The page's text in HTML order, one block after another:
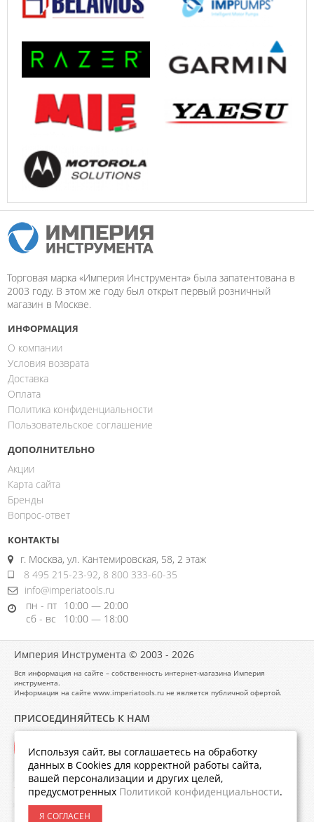
Торговая марка «Империя Инструмента» была запатентована в
2003 году. В этом же году был открыт первый розничный
магазин в Москве.
ИНФОРМАЦИЯ
О компании
Условия возврата
Доставка
Оплата
Политика конфиденциальности
Пользовательское соглашение
ДОПОЛНИТЕЛЬНО
Акции
Карта сайта
Бренды
Вопрос-ответ
КОНТАКТЫ
г. Москва, ул. Кантемировская, 58, 2 этаж
8 495 215-23-92, 8 800 333-60-35
info@imperiatools.ru
пн - пт 10:00 — 20:00
сб - вс
10:00 — 18:00
Империя Инструмента © 2003 - 2026
Вся информация на сайте – собственность интернет-магазина Империя
инструмента.
Информация на сайте www.imperiatools.ru не является публичной офертой.
ПРИСОЕДИНЯЙТЕСЬ К НАМ
Используя сайт, вы соглашаетесь на обработку
данных в Cookies для корректной работы сайта,
вашей персонализации и других целей,
предусмотренных Политикой конфиденциальности.
Я СОГЛАСЕН